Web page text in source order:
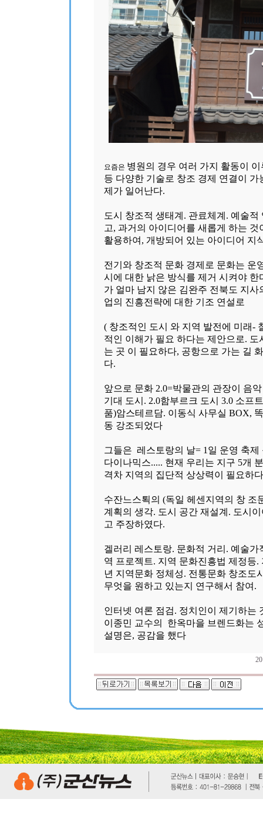
요즘은 병원의 경우 여러 가지 활동이
등 다양한 기술로 창조 경제 연결이
제가 일어난다.
도시 창조적 생태계. 관료체계. 예술
고, 과거의 아이디어를 새롭게 하는
활용하여, 개방되어 있는 아이디어 지
전기와 창조적 문화 경제로 문화는 운
시에 대한 낡은 방식를 제거 시켜야
가 얼마 남지 않은 김완주 전북도 지
업의 진흥전략에 대한 기조 연설로
( 창조적인 도시 와 지역 발전에 미래-
적인 이해가 필요 하다는 제안으로. 도
는 곳 이 필요하다, 공항으로 가는 길
다.
앞으로 문화 2.0=박물관의 관장이 음
기대 도시. 2.0함부르크 도시 3.0 소프
품)암스테르담. 이동식 사무실 BOX,
동 강조되었다
그들은 레스토랑의 날= 1일 운영 축
다이나믹스..... 현재 우리는 지구 5개
격차 지역의 집단적 상상력이 필요하
수잔느스퇵의 (독일 헤센지역의 창 조
계획의 생각. 도시 공간 재설계. 도시
고 주장하였다.
겔러리 레스토랑. 문화적 거리. 예술
역 프로젝트. 지역 문화진흥법 제정등
년 지역문화 정체성. 전통문화 창조도
무엇을 원하고 있는지 연구해서 참여.
인터넷 여론 점검. 정치인이 제기하는
이종민 교수의 한옥마을 브렌드화는
설명은, 공감을 했다